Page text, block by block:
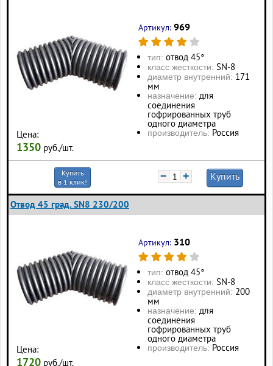
Цена:
1350 руб./шт.
Артикул: 969
тип: отвод 45°
класс жесткости: SN-8
диаметр внутренний: 171
мм
назначение: для
соединения
гофрированных труб
одного диаметра
производитель: Россия
Купить
в 1 клик!
− + Купить
Отвод 45 град. SN8 230/200
Цена:
1720 руб./шт.
Артикул: 310
тип: отвод 45°
класс жесткости: SN-8
диаметр внутренний: 200
мм
назначение: для
соединения
гофрированных труб
одного диаметра
производитель: Россия